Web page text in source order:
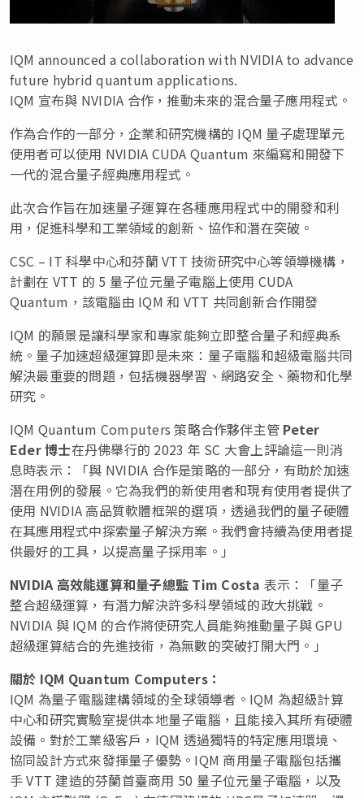
IQM announced a collaboration with NVIDIA to advance
future hybrid quantum applications.
IQM 宣布與 NVIDIA 合作，推動未來的混合量子應用程式。
作為合作的一部分，企業和研究機構的 IQM 量子處理單元
使用者可以使用 NVIDIA CUDA Quantum 來編寫和開發下
一代的混合量子經典應用程式。
此次合作旨在加速量子運算在各種應用程式中的開發和利
用，促進科學和工業領域的創新、協作和潛在突破。
CSC – IT 科學中心和芬蘭 VTT 技術研究中心等領導機構，
計劃在 VTT 的 5 量子位元量子電腦上使用 CUDA
Quantum，該電腦由 IQM 和 VTT 共同創新合作開發
IQM 的願景是讓科學家和專家能夠立即整合量子和經典系
統。量子加速超級運算即是未來：量子電腦和超級電腦共同
解決最重要的問題，包括機器學習、網路安全、藥物和化學
研究。
IQM Quantum Computers 策略合作夥伴主管 Peter
Eder博士在丹佛舉行的 2023 年 SC 大會上評論這一則消
息時表示：「與 NVIDIA 合作是策略的一部分，有助於加速
潛在用例的發展。它為我們的新使用者和現有使用者提供了
使用 NVIDIA 高品質軟體框架的選項，透過我們的量子硬體
在其應用程式中探索量子解決方案。我們會持續為使用者提
供最好的工具，以提高量子採用率。」
NVIDIA 高效能運算和量子總監 Tim Costa 表示：「量子
整合超級運算，有潛力解決許多科學領域的政大挑戰。
NVIDIA 與 IQM 的合作將使研究人員能夠推動量子與 GPU
超級運算結合的先進技術，為無數的突破打開大門。」
關於 IQM Quantum Computers：
IQM 為量子電腦建構領域的全球領導者。IQM 為超級計算
中心和研究實驗室提供本地量子電腦，且能接入其所有硬體
設備。對於工業級客戶，IQM 透過獨特的特定應用環境、
協同設計方式來發揮量子優勢。IQM 商用量子電腦包括攜
手 VTT 建造的芬蘭首臺商用 50 量子位元量子電腦，以及